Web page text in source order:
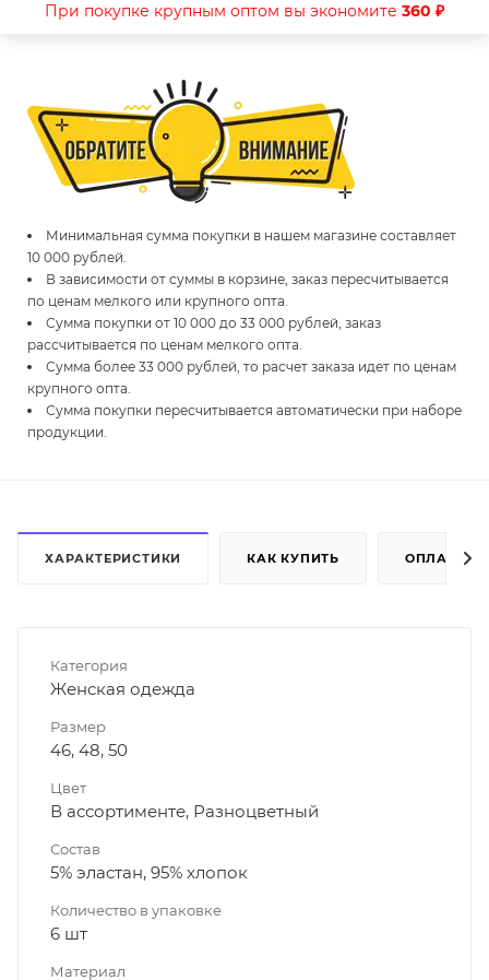
При покупке крупным оптом вы экономите 360 ₽
Минимальная сумма покупки в нашем магазине составляет
10 000 рублей.
В зависимости от суммы в корзине, заказ пересчитывается
по ценам мелкого или крупного опта.
Сумма покупки от 10 000 до 33 000 рублей, заказ
рассчитывается по ценам мелкого опта.
Сумма более 33 000 рублей, то расчет заказа идет по ценам
крупного опта.
Сумма покупки пересчитывается автоматически при наборе
продукции.
ХАРАКТЕРИСТИКИ КАК КУПИТЬ ОПЛАТА
Категория
Женская одежда
Размер
46, 48, 50
Цвет
В ассортименте, Разноцветный
Состав
5% эластан, 95% хлопок
Количество в упаковке
6 шт
Материал